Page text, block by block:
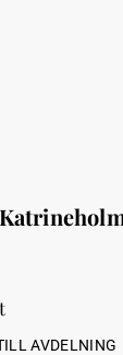
AVDELNING